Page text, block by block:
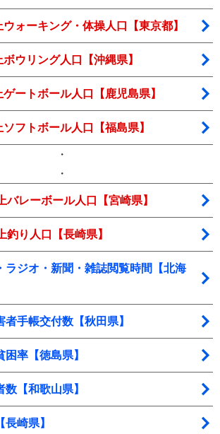
ォーキング・体操人口【東京都】
ウリング人口【沖縄県】
ートボール人口【鹿児島県】
フトボール人口【福島県】
・
・
バレーボール人口【宮崎県】
釣り人口【長崎県】
ラジオ・新聞・雑誌閲覧時間【北海
者手帳交付数【秋田県】
困率【徳島県】
数【和歌山県】
崎県】